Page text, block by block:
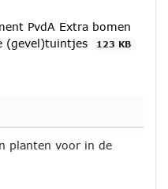
PvdA Extra bomen
(gevel)tuintjes
123 KB
planten voor in de